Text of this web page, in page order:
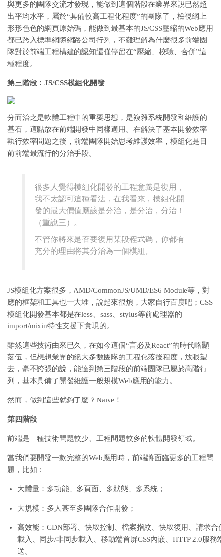
與更多的團隊交流才發現，能做到這個階段在業界來說已然超
出平均水平，屬於“具備較高工程化程度”的團隊了，檢視網上
形形色色的網頁原始碼，能做到最基本的JS/CSS壓縮的Web應用
都已跨入標準網際網路公司行列，不難理解為什麼很多前端團
隊對於前端工程構建的認知還僅停留在“壓縮、校驗、合併”這
種程度。
第三階段：JS/CSS模組化開發
分而治之是軟體工程中的重要思想，是複雜系統開發和維護的
基石，這點放在前端開發中同樣適用。在解決了基本開發效率
執行效率問題之後，前端團隊開始思考維護效率，模組化是目
前前端最流行的分治手段。
很多人覺得模組化開發的工程意義是復用，
我不太認可這種看法，在我看來，模組化開
發的最大價值應該是分治，是分治，分治！
（重說三）。
不管你將來是否要復用某段程式碼，你都有
充分的理由將其分治為一個模組。
JS模組化方案很多，AMD/CommonJS/UMD/ES6 Module等，對
應的框架和工具也一大堆，說起來很煩，大家自行百度吧；CSS
模組化開發基本都是在less、sass、stylus等前處理器的
import/mixin特性支援下實現的。
雖然這些技術由來已久，在如今這個“言必及React”的時代略顯
落伍，但想想業界的絕大多數團隊的工程化落後程度，放眼望
去，毫不誇張的說，能達到第三階段的前端團隊已屬於高階行
列，基本具備了開發維護一般規模Web應用的能力。
然而，做到這些就夠了麼？Naive！
第四階段
前端是一種技術問題較少、工程問題較多的軟體開發領域。
當我們要開發一款完整的Web應用時，前端將面臨更多的工程問
題，比如：
大體量：多功能、多頁面、多狀態、多系統；
大規模：多人甚至多團隊合作開發；
高效能：CDN部署、快取控制、檔案指紋、快取復用、請求合
載入、同步/非同步載入、移動端首屏CSS內嵌、HTTP 2.0服務
送。